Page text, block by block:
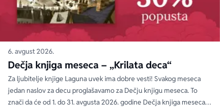
6. avgust 2026.
Dečja knjiga meseca – „Krilata deca“
Za ljubitelje knjige Laguna uvek ima dobre vesti! Svakog meseca
jedan naslov za decu proglašavamo za Dečju knjigu meseca. To
znači da će od 1. do 31. avgusta 2026. godine Dečja knjiga meseca